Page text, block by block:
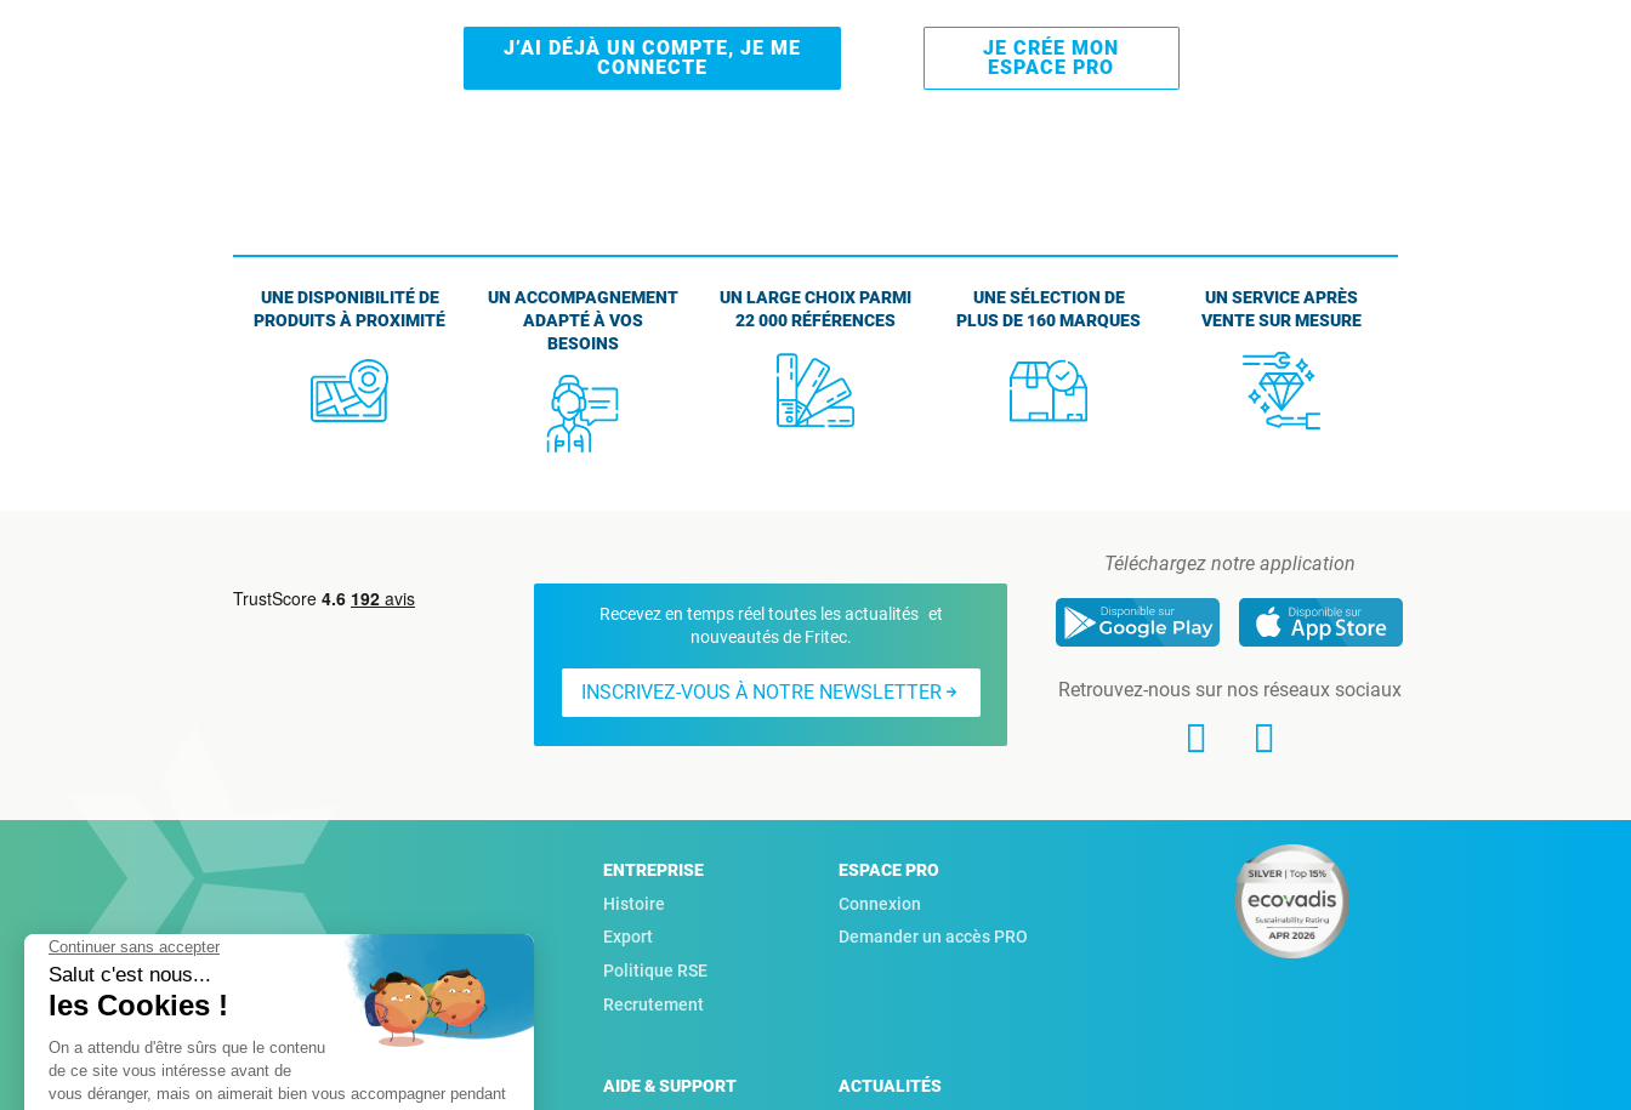
J’AI DÉJÀ UN COMPTE, JE ME
CONNECTE
JE CRÉE MON
ESPACE PRO
UNE DISPONIBILITÉ DE
PRODUITS À PROXIMITÉ
UN ACCOMPAGNEMENT
ADAPTÉ À VOS
BESOINS
UN LARGE CHOIX PARMI
22 000 RÉFÉRENCES
UNE SÉLECTION DE
PLUS DE 160 MARQUES
UN SERVICE APRÈS
VENTE SUR MESURE
Recevez en temps réel toutes les actualités et
nouveautés de Fritec.
INSCRIVEZ-VOUS À NOTRE NEWSLETTER
Téléchargez notre application
Retrouvez-nous sur nos réseaux sociaux
ENTREPRISE
Histoire
Export
Politique RSE
Recrutement
ESPACE PRO
Connexion
Demander un accès PRO
AIDE & SUPPORT
ACTUALITÉS